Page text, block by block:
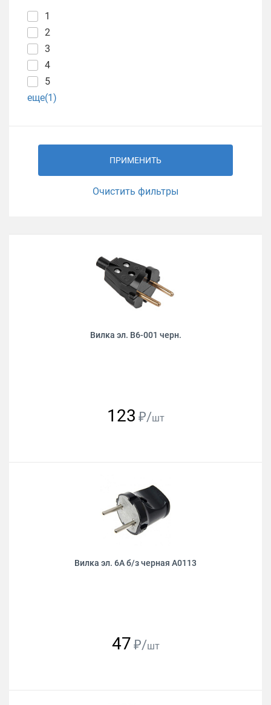
1
2
3
4
5
еще(1)
ПРИМЕНИТЬ
Очистить фильтры
Вилка эл. В6-001 черн.
123 ₽/шт
Вилка эл. 6А б/з черная А0113
47 ₽/шт